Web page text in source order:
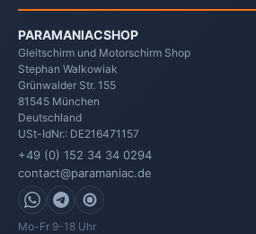
PARAMANIACSHOP
Gleitschirm und Motorschirm Shop
Stephan Walkowiak
Grünwalder Str. 155
81545 München
Deutschland
USt-IdNr.: DE216471157
+49 (0) 152 34 34 0294
contact@paramaniac.de
WhatsApp
Telegram
Signal
Mo-Fr 9-18 Uhr